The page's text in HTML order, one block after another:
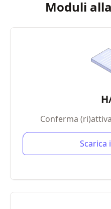
Moduli
Conferma
Scarica